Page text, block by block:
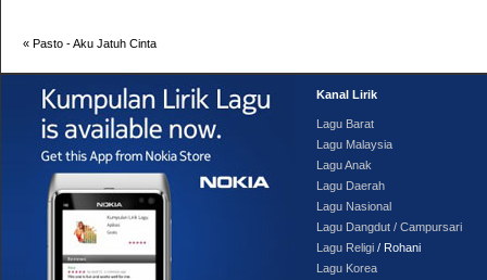
« Pasto - Aku Jatuh Cinta
Kanal Lirik
Lagu Barat
Lagu Malaysia
Lagu Anak
Lagu Daerah
Lagu Nasional
Lagu Dangdut / Campursari
Lagu Religi / Rohani
Lagu Korea